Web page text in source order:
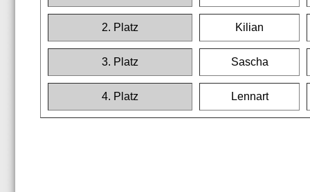
2. Platz Kilian
3. Platz Sascha
4. Platz Lennart